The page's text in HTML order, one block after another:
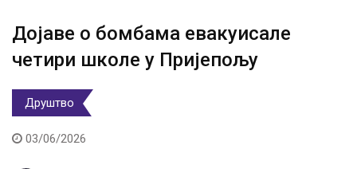
Дојаве о бомбама евакуисале
четири школе у Пријепољу
Друштво
03/06/2026